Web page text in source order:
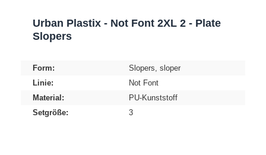
Urban Plastix - Not Font 2XL 2 - Plate
Slopers
Form: Slopers, sloper
Linie:
Not Font
Material:
PU-Kunststoff
Setgröße:
3